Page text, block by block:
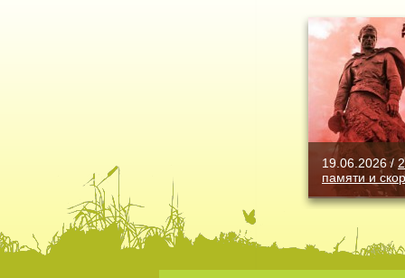
19.06.2026 /
памяти и